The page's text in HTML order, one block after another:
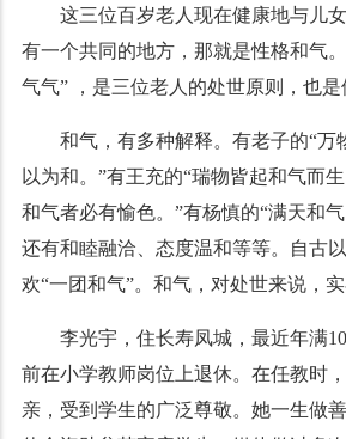
这三位百岁老人现在健康地与儿
有一个共同的地方，那就是性格和气
气气” ，是三位老人的处世原则，也是
和气，有多种解释。有老子的“万
以为和。”有王充的“瑞物皆起和气而
和气者必有愉色。”有杨慎的“满天和
还有和睦融洽、态度温和等等。自古
欢“一团和气”。和气，对处世来说，实
李光宇，住长寿凤城，最近年满
前在小学教师岗位上退休。在任教时
亲，受到学生的广泛尊敬。她一生做